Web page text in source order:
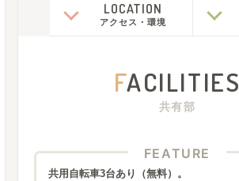
LOCATION
アクセス ・環境
FACILITIES
共有部
FEATURE
共用自転車3台あり（無料）。